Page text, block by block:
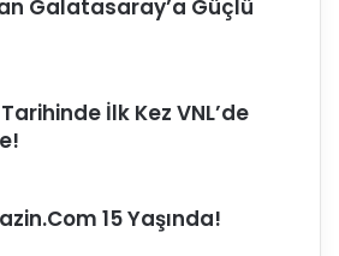
O
Galatasaray’a Güçlü
İlk Kez VNL’de
15 Yaşında!